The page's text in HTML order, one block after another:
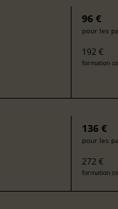
96 €
pour les
192 €
formation
136 €
pour les
272 €
formation